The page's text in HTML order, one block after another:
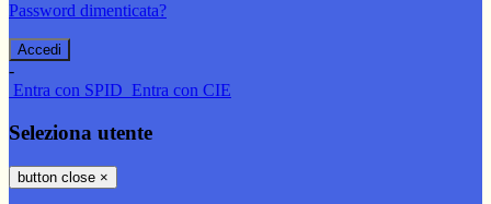
Password dimenticata?
-
Entra con SPID Entra con CIE
Seleziona utente
button close ×